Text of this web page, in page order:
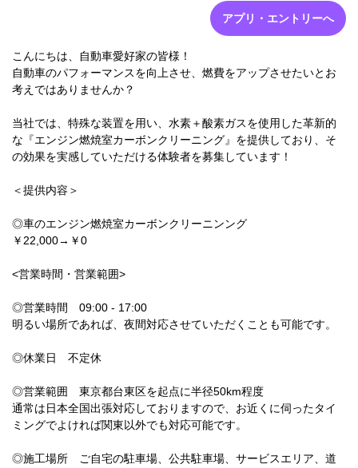
アプリ・エントリーへ
こんにちは、自動車愛好家の皆様！
自動車のパフォーマンスを向上させ、燃費をアップさせたいとお
考えではありませんか？
当社では、特殊な装置を用い、水素＋酸素ガスを使用した革新的
な『エンジン燃焼室カーボンクリーニング』を提供しており、そ
の効果を実感していただける体験者を募集しています！
＜提供内容＞
◎車のエンジン燃焼室カーボンクリーニンング
￥22,000→￥0
<営業時間・営業範囲>
◎営業時間 09:00 - 17:00
明るい場所であれば、夜間対応させていただくことも可能です。
◎休業日 不定休
◎営業範囲 東京都台東区を起点に半径50km程度
通常は日本全国出張対応しておりますので、お近くに伺ったタイ
ミングでよければ関東以外でも対応可能です。
◎施工場所 ご自宅の駐車場、公共駐車場、サービスエリア、道